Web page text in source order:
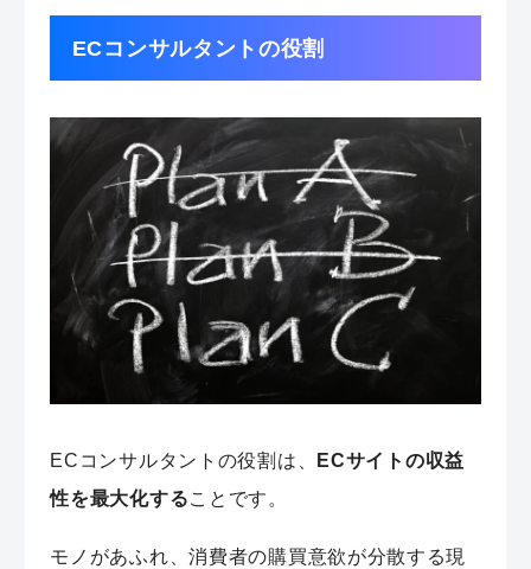
ECコンサルタントの役割
ECコンサルタントの役割は、
ECサイトの収益
性を最大化することです。
モノがあふれ、消費者の購買意欲が分散する現